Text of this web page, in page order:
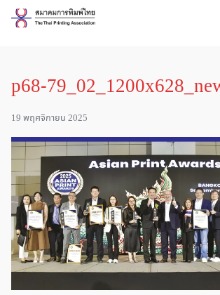
Skip
p68-
19 พฤศจิกายน 2025